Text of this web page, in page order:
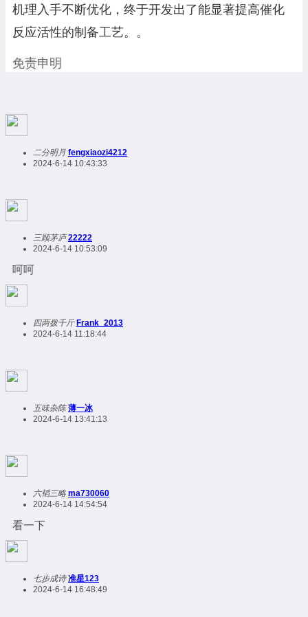
机理入手不断优化，终于开发出了能显著提高催化
反应活性的制备工艺。。
免责申明
二分明月 fengxiaozi4212
2024-6-14 10:43:33
三顾茅庐 22222
2024-6-14 10:53:09
呵呵
四两拨千斤 Frank_2013
2024-6-14 11:18:44
五味杂陈 薄一冰
2024-6-14 13:41:13
六韬三略 ma730060
2024-6-14 14:54:54
看一下
七步成诗 准星123
2024-6-14 16:48:49